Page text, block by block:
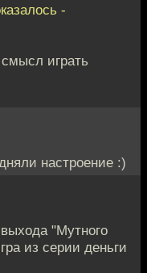
-
играть
настроение :)
"Мутного
из серии деньги